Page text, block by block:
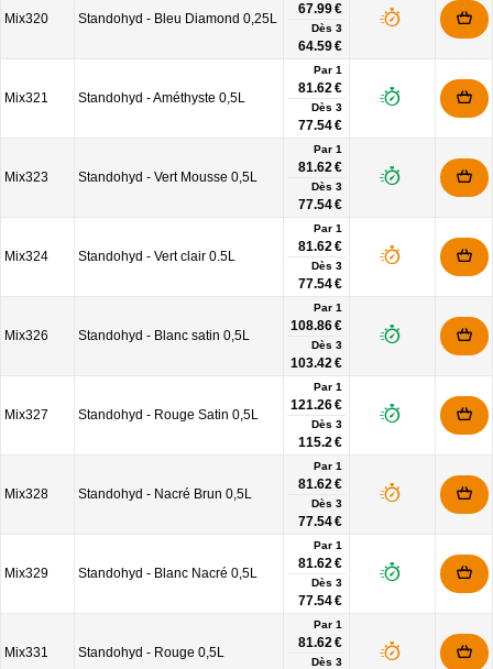
Mix320 Standohyd - Bleu Diamond 0,25L
67.99 €
Dès 3
64.59 €
Mix321 Standohyd - Améthyste 0,5L
Par 1
81.62 €
Dès 3
77.54 €
Mix323 Standohyd - Vert Mousse 0,5L
Par 1
81.62 €
Dès 3
77.54 €
Mix324 Standohyd - Vert clair 0.5L
Par 1
81.62 €
Dès 3
77.54 €
Mix326 Standohyd - Blanc satin 0,5L
Par 1
108.86 €
Dès 3
103.42 €
Mix327 Standohyd - Rouge Satin 0,5L
Par 1
121.26 €
Dès 3
115.2 €
Mix328 Standohyd - Nacré Brun 0,5L
Par 1
81.62 €
Dès 3
77.54 €
Mix329 Standohyd - Blanc Nacré 0,5L
Par 1
81.62 €
Dès 3
77.54 €
Mix331 Standohyd - Rouge 0,5L
Par 1
81.62 €
Dès 3